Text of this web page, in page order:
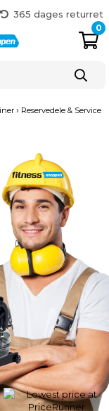
fragt over 999 kr.
41 128 128
0
› Reservedele & Service